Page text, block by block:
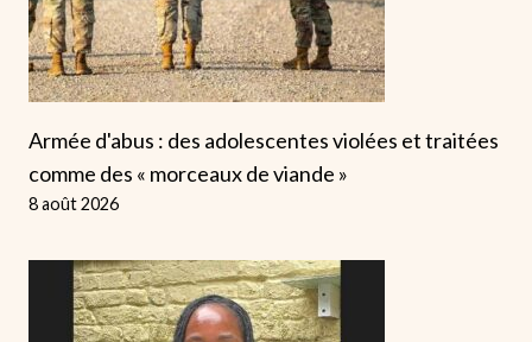
Armée d'abus : des adolescentes violées et traitées
comme des « morceaux de viande »
8 août 2026